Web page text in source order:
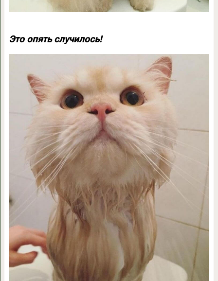
Это опять случилось!